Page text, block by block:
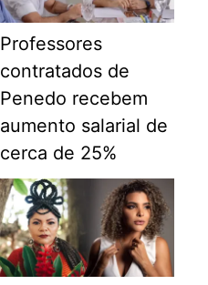
Professores
contratados de
Penedo recebem
aumento salarial de
cerca de 25%